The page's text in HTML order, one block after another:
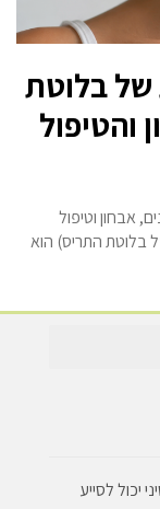
של בלוטת
והטיפול
אבחון וטיפול
בלוטת התריס) הוא
יכול לסייע